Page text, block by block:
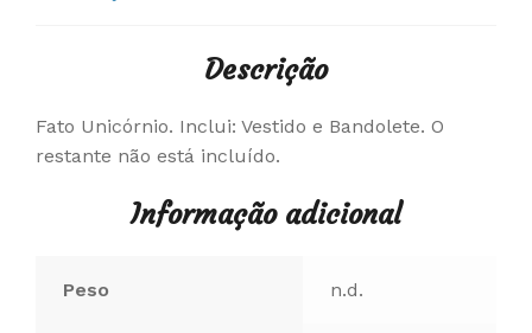
Descrição
Fato Unicórnio. Inclui: Vestido e Bandolete. O
restante não está incluído.
Informação adicional
Peso n.d.